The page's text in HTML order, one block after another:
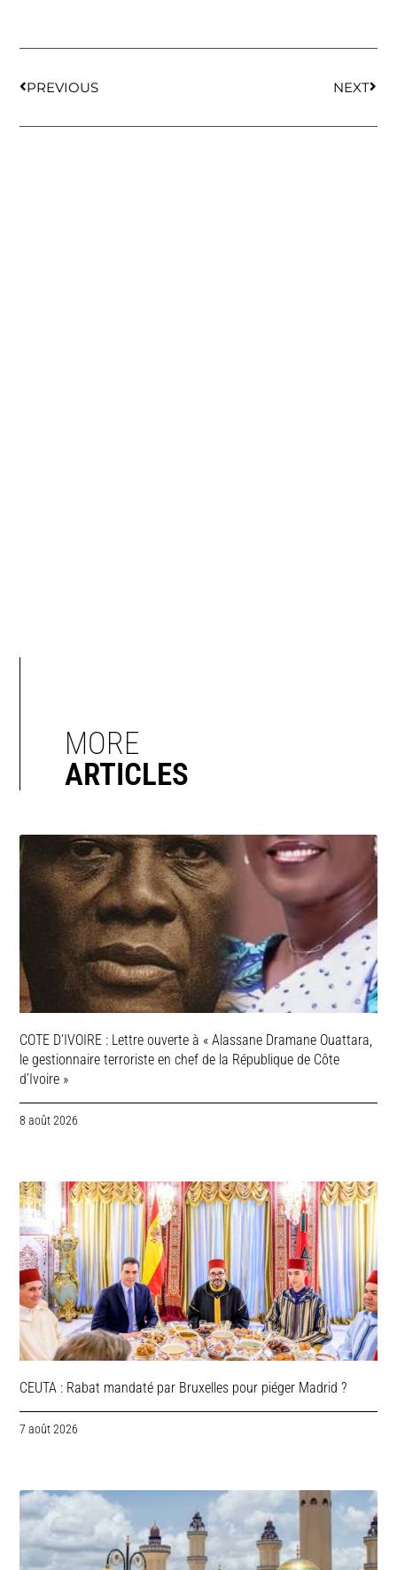
PREVIOUS NEXT
MORE
ARTICLES
COTE D’IVOIRE : Lettre ouverte à « Alassane Dramane Ouattara,
le gestionnaire terroriste en chef de la République de Côte
d’Ivoire »
8 août 2026
CEUTA : Rabat mandaté par Bruxelles pour piéger Madrid ?
7 août 2026